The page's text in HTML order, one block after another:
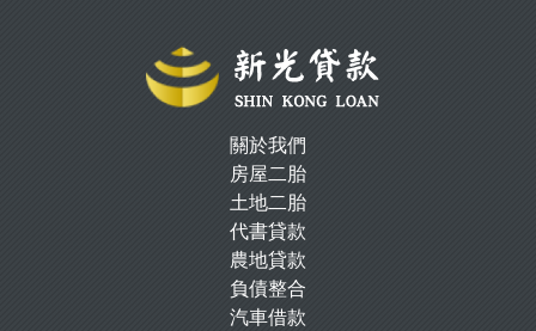
關於我們
房屋二胎
土地二胎
代書貸款
農地貸款
負債整合
汽車借款